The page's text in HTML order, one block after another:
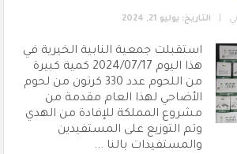
التاريخ: يوليو 21, 2024
استقبلت جمعية النابية الخيرية في
هذا اليوم 2024/07/17 كمية كبيرة
من اللحوم عدد 330 كرتون من لحوم
الأضاحي لهذا العام مقدمة من
مشروع المملكة للإفادة من الهدي
وتم التوزيع على المستفيدين
والمستفيدات بالنا ...